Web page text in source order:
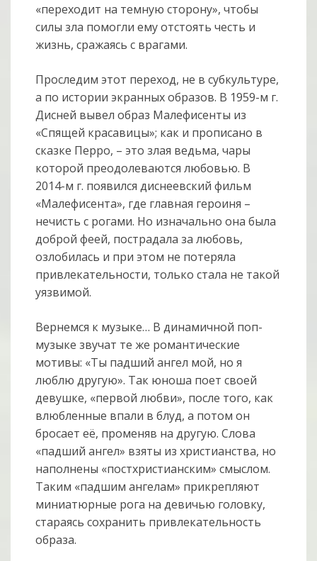
«переходит на темную сторону», чтобы
силы зла помогли ему отстоять честь и
жизнь, сражаясь с врагами.
Проследим этот переход, не в субкультуре,
а по истории экранных образов. В 1959-м г.
Дисней вывел образ Малефисенты из
«Спящей красавицы»; как и прописано в
сказке Перро, – это злая ведьма, чары
которой преодолеваются любовью. В
2014-м г. появился диснеевский фильм
«Малефисента», где главная героиня –
нечисть с рогами. Но изначально она была
доброй феей, пострадала за любовь,
озлобилась и при этом не потеряла
привлекательности, только стала не такой
уязвимой.
Вернемся к музыке… В динамичной поп-
музыке звучат те же романтические
мотивы: «Ты падший ангел мой, но я
люблю другую». Так юноша поет своей
девушке, «первой любви», после того, как
влюбленные впали в блуд, а потом он
бросает её, променяв на другую. Слова
«падший ангел» взяты из христианства, но
наполнены «постхристианским» смыслом.
Таким «падшим ангелам» прикрепляют
миниатюрные рога на девичью головку,
стараясь сохранить привлекательность
образа.